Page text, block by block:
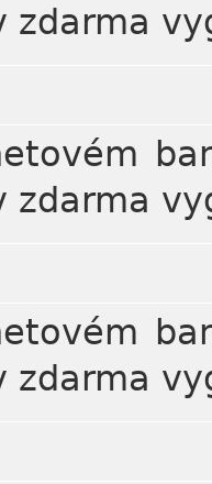
zdarma
zdarma
zdarma